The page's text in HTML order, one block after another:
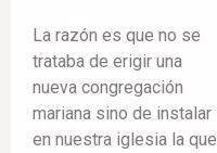
La razón es que no se
trataba de erigir una
nueva congregación
mariana sino de instalar
en nuestra iglesia la que